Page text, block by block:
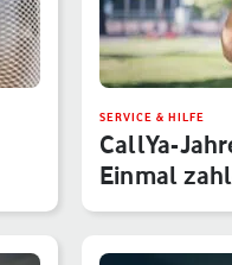
SERVICE & HILFE
CallYa-
Einmal